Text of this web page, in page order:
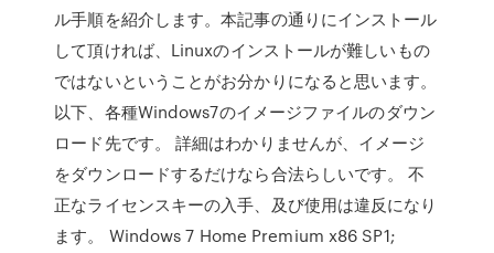
ル手順を紹介します。本記事の通りにインストール
して頂ければ、Linuxのインストールが難しいもの
ではないということがお分かりになると思います。
以下、各種Windows7のイメージファイルのダウン
ロード先です。 詳細はわかりませんが、イメージ
をダウンロードするだけなら合法らしいです。 不
正なライセンスキーの入手、及び使用は違反になり
ます。 Windows 7 Home Premium x86 SP1;